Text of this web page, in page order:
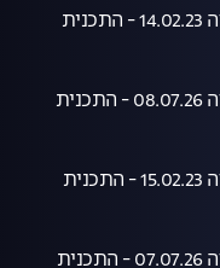
אזור בחירה 14.02.23 - התכנית
אזור בחירה 08.07.26 - התכנית
אזור בחירה 15.02.23 - התכנית
אזור בחירה 07.07.26 - התכנית